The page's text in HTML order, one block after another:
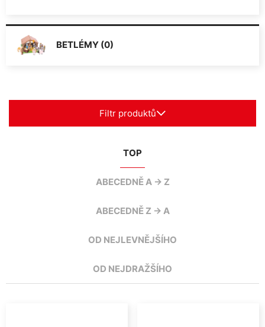
BETLÉMY (0)
Filtr produktů
TOP
ABECEDNĚ A -> Z
ABECEDNĚ Z -> A
OD NEJLEVNĚJŠÍHO
OD NEJDRAŽŠÍHO